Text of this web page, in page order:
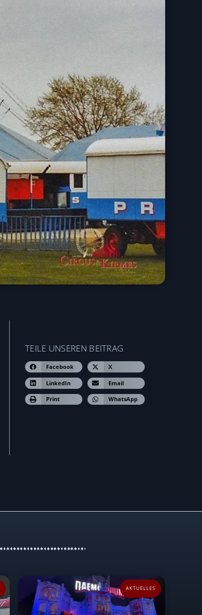
TEILE UNSEREN BEITRAG
Facebook X
LinkedIn Email
Print WhatsApp
AKTUELLES